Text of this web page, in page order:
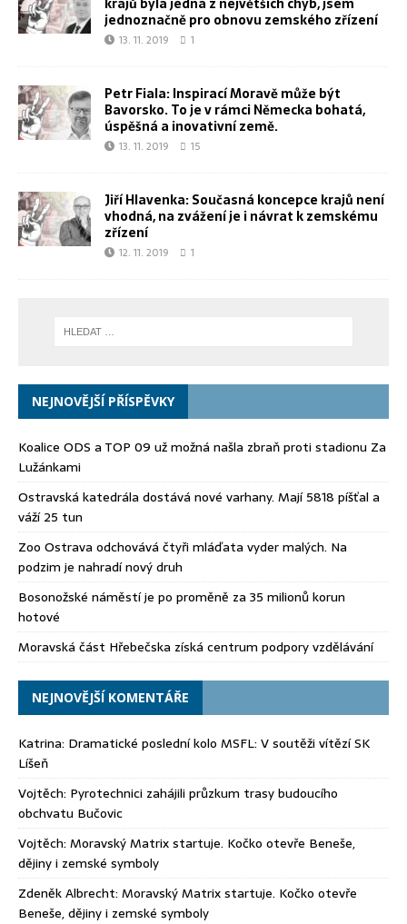
jednoznačně pro obnovu zemského zřízení
13. 11. 2019 1
Petr Fiala: Inspirací Moravě může být
Bavorsko. To je v rámci Německa bohatá,
úspěšná a inovativní země.
13. 11. 2019 15
Jiří Hlavenka: Současná koncepce krajů není
vhodná, na zvážení je i návrat k zemskému
zřízení
12. 11. 2019 1
NEJNOVĚJŠÍ PŘÍSPĚVKY
Koalice ODS a TOP 09 už možná našla zbraň proti stadionu Za
Lužánkami
Ostravská katedrála dostává nové varhany. Mají 5818 píšťal a
váží 25 tun
Zoo Ostrava odchovává čtyři mláďata vyder malých. Na
podzim je nahradí nový druh
Bosonožské náměstí je po proměně za 35 milionů korun
hotové
Moravská část Hřebečska získá centrum podpory vzdělávání
NEJNOVĚJŠÍ KOMENTÁŘE
Katrina: Dramatické poslední kolo MSFL: V soutěži vítězí SK
Líšeň
Vojtěch: Pyrotechnici zahájili průzkum trasy budoucího
obchvatu Bučovic
Vojtěch: Moravský Matrix startuje. Kočko otevře Beneše,
dějiny i zemské symboly
Zdeněk Albrecht: Moravský Matrix startuje. Kočko otevře
Beneše, dějiny i zemské symboly